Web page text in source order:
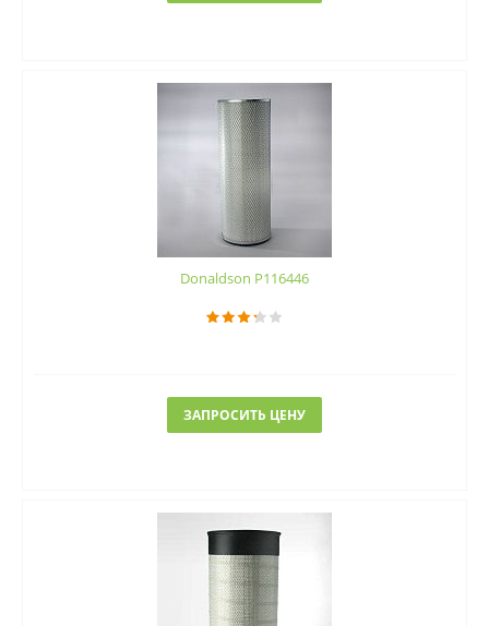
Donaldson P116446
ЗАПРОСИТЬ ЦЕНУ